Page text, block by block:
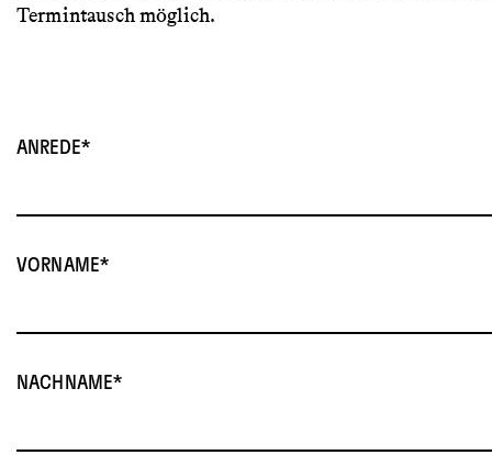
Termintausch möglich.
ANREDE
VORNAME
NACHNAME